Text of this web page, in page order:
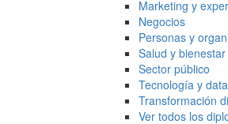
Marketing y
Negocios
Personas y
Salud y bienestar
Sector público
Tecnología y
Transformación
Ver todos los